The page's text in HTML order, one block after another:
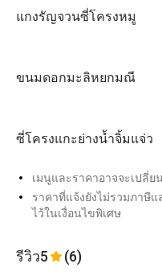
แกงรัญจวนซี่โครงหมู
ขนมดอกมะลิหยกมณี
ซี่โครงแกะย่างน้ำจิ้มแจ่ว
เมนูและราคาอาจจะเปลี่
ราคาที่แจ้งยังไม่รวมภาษี
ไว้ในเงื่อนไขพิเศษ
รีวิว5 (6)